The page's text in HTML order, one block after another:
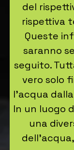
del
rispettiva
Queste
saranno
seguito.
vero solo
l'acqua
In un luogo
una